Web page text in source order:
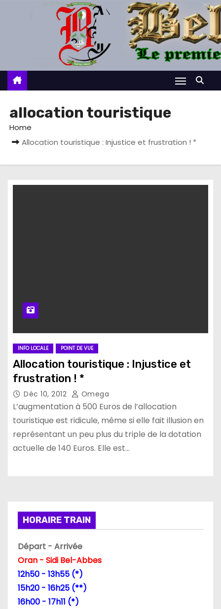
c
allocation touristique
Home
Allocation touristique : Injustice et frustration ! *
INFO LOCALE POINT DE VUE
Allocation touristique : Injustice et
frustration ! *
Déc 10, 2012 Omega
L’augmentation à 500 Euros de l’allocation
touristique est ridicule, même si elle fait illusion en
représentant un peu plus du triple de la dotation
actuelle de 140 Euros. Elle est…
HORAIRE TRAIN
Départ - Arrivée
Oran - Sidi Bel-Abbes
12h50 - 13h55 (*)
15h20 - 16h25 (**)
16h00 - 17h11 (*)